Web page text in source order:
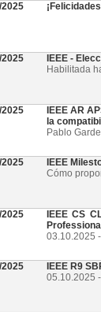
IEEE -
Habilitada
IEEE AR
la
Pablo
IEEE
Cómo
IEEE CS
03.10.2025
IEEE R9
05.10.2025